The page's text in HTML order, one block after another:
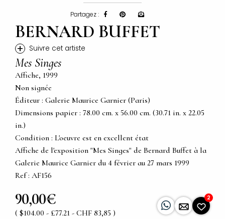
Partagez :
BERNARD BUFFET
+ Suivre cet artiste
Mes Singes
Affiche, 1999
Non signée
Éditeur : Galerie Maurice Garnier (Paris)
Dimensions papier : 78.00 cm. x 56.00 cm. (30.71 in. x 22.05
in.)
Condition : L'oeuvre est en excellent état
Affiche de l'exposition "Mes Singes" de Bernard Buffet à la
Galerie Maurice Garnier du 4 février au 27 mars 1999
Ref : AF156
90,00€
( $104.00 - £77.21 - CHF 83,85 )
2